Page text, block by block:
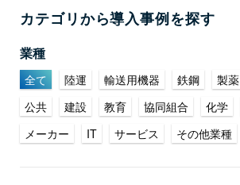
カテゴリから導入事例を探す
業種
全て 陸運 輸送用機器 鉄鋼 製薬
公共
建設 教育 協同組合 化学
メーカー
IT サービス その他業種